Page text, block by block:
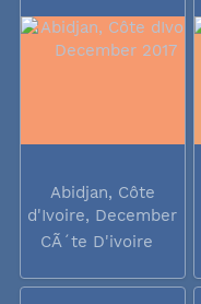
Abidjan, Côte
d'Ivoire, December
2017
CÃ´te D'ivoire